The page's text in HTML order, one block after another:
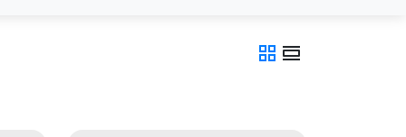
grid_view view_day